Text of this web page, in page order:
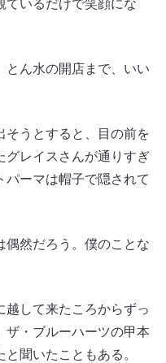
ているだけで笑顔にな
とん水の開店まで、いい
そうとすると、目の前を
グレイスさんが通りすぎ
パーマは帽子で隠されて
偶然だろう。僕のことな
越して来たころからずっ
ザ・ブルーハーツの甲本
聞いたこともある。